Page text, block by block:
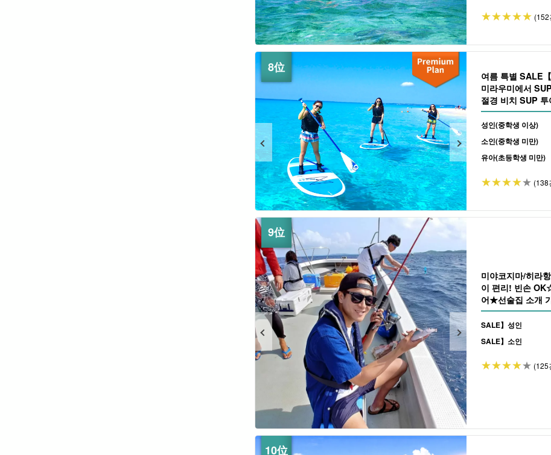
(152
여름 특별 SALE
미라우미에서
절경 비치 SUP 투
（No.932)
성인(중학생 이상)
소인(중학생 미만)
유아(초등학생 미만)
(138
미야코지마/히라
이 편리! 빈손
어★선술집 소개
SALE】성인
SALE】소인
(125